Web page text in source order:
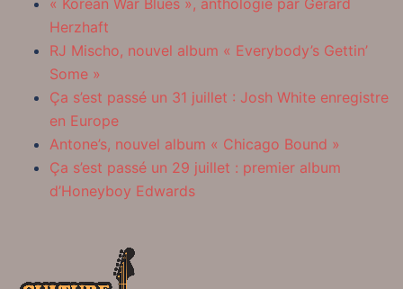
« Korean War Blues », anthologie par Gérard
Herzhaft
RJ Mischo, nouvel album « Everybody’s Gettin’
Some »
Ça s’est passé un 31 juillet : Josh White enregistre
en Europe
Antone’s, nouvel album « Chicago Bound »
Ça s’est passé un 29 juillet : premier album
d’Honeyboy Edwards